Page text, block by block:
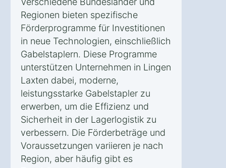
Regionen bieten spezifische
Förderprogramme für Investitionen
in neue Technologien, einschließlich
Gabelstaplern. Diese Programme
unterstützen Unternehmen in Lingen
Laxten dabei, moderne,
leistungsstarke Gabelstapler zu
erwerben, um die Effizienz und
Sicherheit in der Lagerlogistik zu
verbessern. Die Förderbeträge und
Voraussetzungen variieren je nach
Region, aber häufig gibt es